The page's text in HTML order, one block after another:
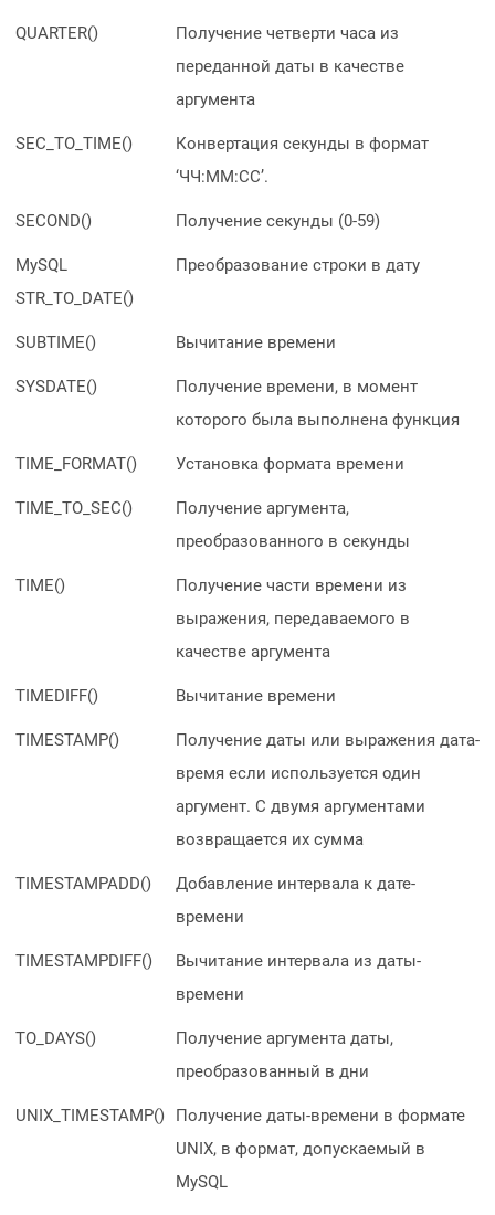
QUARTER()
Получение четверти часа из
переданной даты в качестве
аргумента
SEC_TO_TIME()
Конвертация секунды в формат
‘ЧЧ:MM:СС’.
SECOND() Получение секунды (0-59)
MySQL
STR_TO_DATE()
Преобразование строки в дату
SUBTIME() Вычитание времени
SYSDATE()
Получение времени, в момент
которого была выполнена функция
TIME_FORMAT() Установка формата времени
TIME_TO_SEC()
Получение аргумента,
преобразованного в секунды
TIME()
Получение части времени из
выражения, передаваемого в
качестве аргумента
TIMEDIFF() Вычитание времени
TIMESTAMP()
Получение даты или выражения дата-
время если используется один
аргумент. С двумя аргументами
возвращается их сумма
TIMESTAMPADD()
Добавление интервала к дате-
времени
TIMESTAMPDIFF()
Вычитание интервала из даты-
времени
TO_DAYS()
Получение аргумента даты,
преобразованный в дни
UNIX_TIMESTAMP()
Получение даты-времени в формате
UNIX, в формат, допускаемый в
MySQL